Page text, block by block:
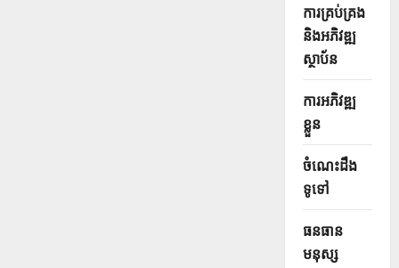
ការគ្រប់គ្រង
និងអភិវឌ្ឍ
ស្ថាប័ន
ការអភិវឌ្ឍ
ខ្លួន
ចំណេះដឹង
ទូទៅ
ធនធាន
មនុស្ស